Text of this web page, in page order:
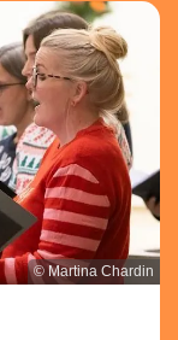
© Martina Chardin